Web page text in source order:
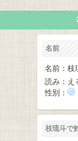
名前
名前：
読み：え
性別：
枝琉斗で